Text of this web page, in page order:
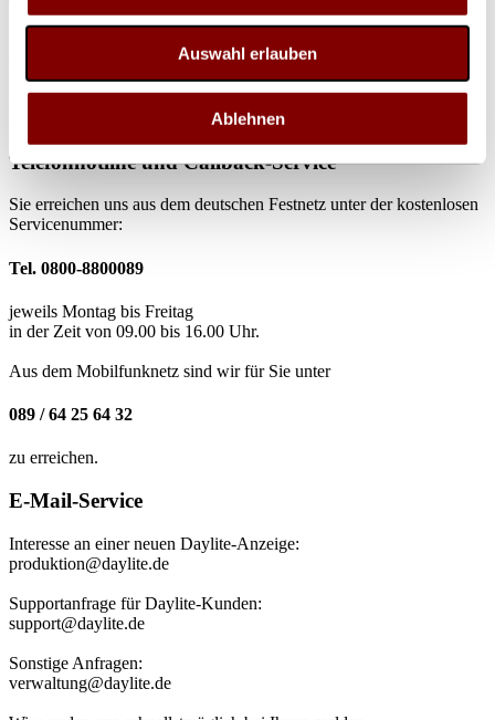
Auswahl erlauben
Ablehnen
unserer Technik unterstützen zu können“, so ein Sprecher der
Daylite GmbH. „Unsere LED-Lösungen stehen für maximale
Effizienz, Langlebigkeit und eine erstklassige visuelle Darstellung –
ideal für ein solch wichtiges Projekt.“
Telefonhotline und Callback-Service
Sie erreichen uns aus dem deutschen Festnetz unter der kostenlosen
Servicenummer:
Tel. 0800-8800089
jeweils Montag bis Freitag
in der Zeit von 09.00 bis 16.00 Uhr.
Aus dem Mobilfunknetz sind wir für Sie unter
089 / 64 25 64 32
zu erreichen.
E-Mail-Service
Interesse an einer neuen Daylite-Anzeige:
produktion@daylite.de
Supportanfrage für Daylite-Kunden:
support@daylite.de
Sonstige Anfragen:
verwaltung@daylite.de